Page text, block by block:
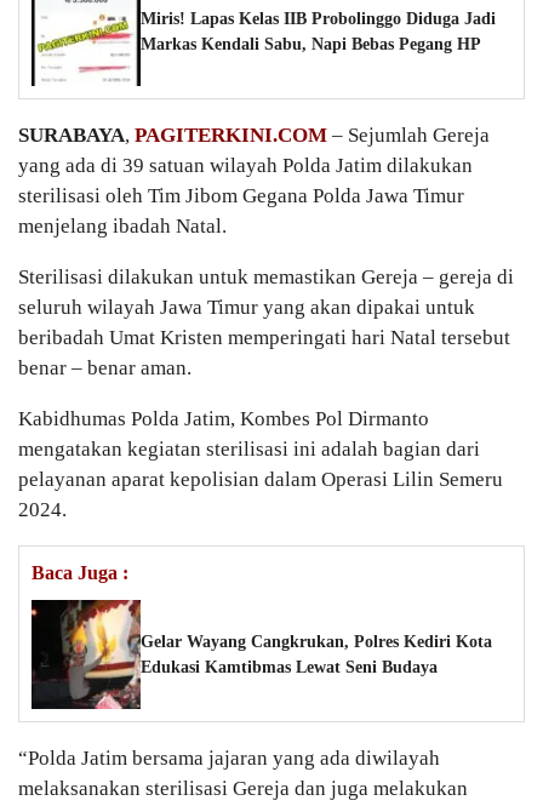
Miris! Lapas Kelas IIB Probolinggo Diduga Jadi
Markas Kendali Sabu, Napi Bebas Pegang HP
SURABAYA, PAGITERKINI.COM – Sejumlah Gereja
yang ada di 39 satuan wilayah Polda Jatim dilakukan
sterilisasi oleh Tim Jibom Gegana Polda Jawa Timur
menjelang ibadah Natal.
Sterilisasi dilakukan untuk memastikan Gereja – gereja di
seluruh wilayah Jawa Timur yang akan dipakai untuk
beribadah Umat Kristen memperingati hari Natal tersebut
benar – benar aman.
Kabidhumas Polda Jatim, Kombes Pol Dirmanto
mengatakan kegiatan sterilisasi ini adalah bagian dari
pelayanan aparat kepolisian dalam Operasi Lilin Semeru
2024.
Baca Juga :
Gelar Wayang Cangkrukan, Polres Kediri Kota
Edukasi Kamtibmas Lewat Seni Budaya
“Polda Jatim bersama jajaran yang ada diwilayah
melaksanakan sterilisasi Gereja dan juga melakukan